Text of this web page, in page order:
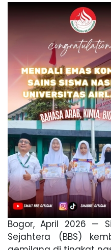
Bogor, April 2026 —
Sejahtera (BBS)